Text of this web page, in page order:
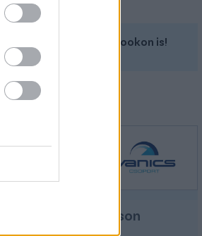
Kövess minket a Facebookon is!
Hyundai Tucson